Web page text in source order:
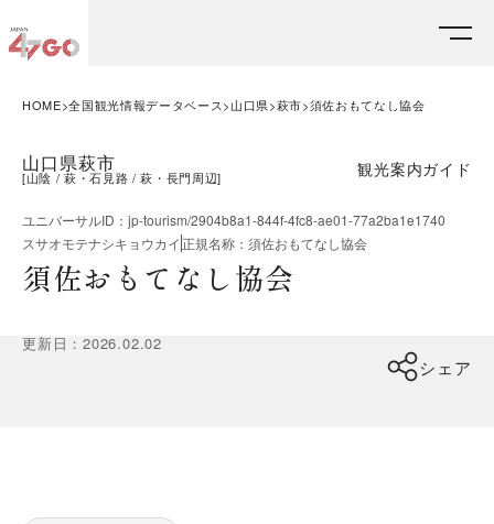
HOME 全国観光情報データベース 山口県 萩市 須佐おもてなし協会
山口県萩市
[山陰 萩・石見路 萩・長門周辺] 観光案内ガイド
ユニバーサルID ： jp-tourism/2904b8a1-844f-4fc8-ae01-77a2ba1e1740
スサオモテナシキョウカイ正規名称 ： 須佐おもてなし協会
須佐おもてなし協会
更新日 ：2026.02.02
シェア